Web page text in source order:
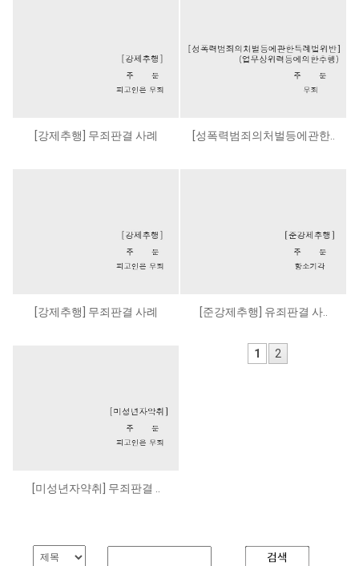
[강제추행] 무죄판결 사례 [성폭력범죄의처벌등에관한..
[강제추행] 무죄판결 사례 [준강제추행] 유죄판결 사..
[미성년자약취] 무죄판결 ..
1 2